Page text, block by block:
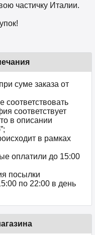
частичку Италии.
суме заказа от
соответствует
в описании
в рамках
оплатили до 15:00
посылки
по 22:00 в день